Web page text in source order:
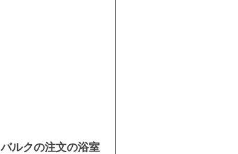
バルクの注文の浴室